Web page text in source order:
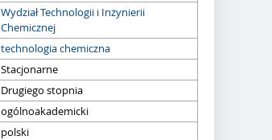
Wydział Technologii i Inżynierii
Chemicznej
technologia chemiczna
Stacjonarne
Drugiego stopnia
ogólnoakademicki
polski